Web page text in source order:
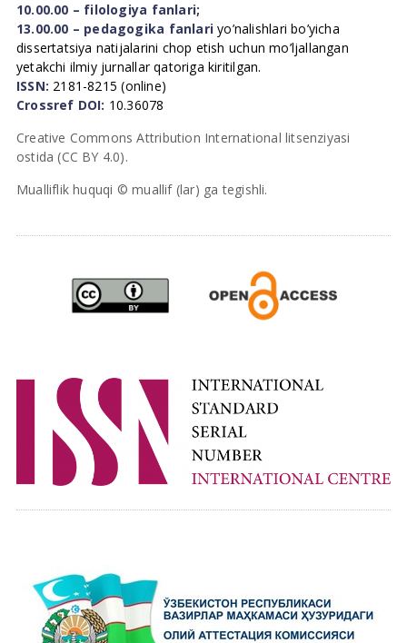
10.00.00 – filologiya fanlari;
13.00.00 – pedagogika fanlari yo’nalishlari bo’yicha
dissertatsiya natijalarini chop etish uchun mo’ljallangan
yetakchi ilmiy jurnallar qatoriga kiritilgan.
ISSN: 2181-8215 (online)
Crossref DOI: 10.36078
Creative Commons Attribution International litsenziyasi
ostida (CC BY 4.0).
Mualliflik huquqi © muallif (lar) ga tegishli.